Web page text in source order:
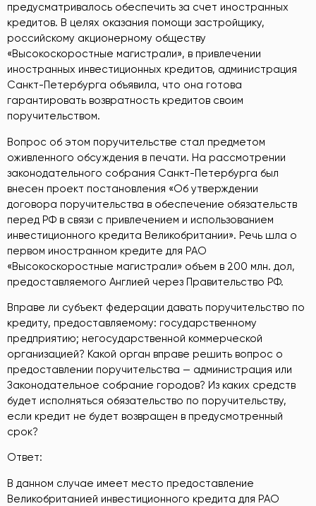
предусматривалось обеспечить за счет иностранных
кредитов. В целях оказания помощи застройщику,
российскому акционерному обществу
«Высокоскоростные магистрали», в привлечении
иностранных инвестиционных кредитов, администрация
Санкт-Петербурга объявила, что она готова
гарантировать возвратность кредитов своим
поручительством.
Вопрос об этом поручительстве стал предметом
оживленного обсуждения в печати. На рассмотрении
законодательного собрания Санкт-Петербурга был
внесен проект постановления «Об утверждении
договора поручительства в обеспечение обязательств
перед РФ в связи с привлечением и использованием
инвестиционного кредита Великобритании». Речь шла о
первом иностранном кредите для РАО
«Высокоскоростные магистрали» объем в 200 млн. дол,
предоставляемого Англией через Правительство РФ.
Вправе ли субъект федерации давать поручительство по
кредиту, предоставляемому: государственному
предприятию; негосударственной коммерческой
организацией? Какой орган вправе решить вопрос о
предоставлении поручительства — администрация или
Законодательное собрание городов? Из каких средств
будет исполняться обязательство по поручительству,
если кредит не будет возвращен в предусмотренный
срок?
Ответ:
В данном случае имеет место предоставление
Великобританией инвестиционного кредита для РАО